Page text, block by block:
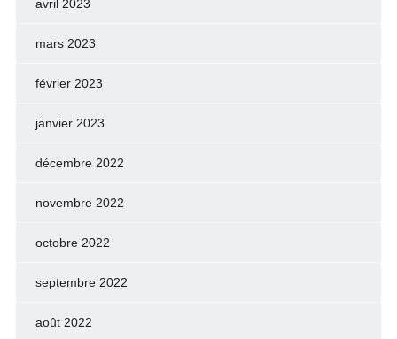
avril 2023
mars 2023
février 2023
janvier 2023
décembre 2022
novembre 2022
octobre 2022
septembre 2022
août 2022